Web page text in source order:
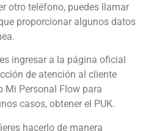
otro teléfono, puedes llamar
proporcionar algunos datos
ingresar a la página oficial
de atención al cliente
Mi Personal Flow para
casos, obtener el PUK.
hacerlo de manera